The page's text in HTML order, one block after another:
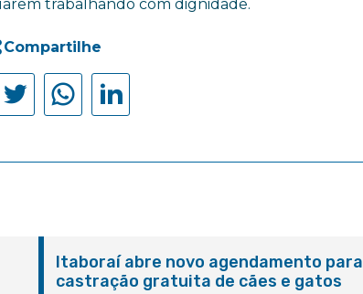
trabalhando com dignidade.
Compartilhe
Itaboraí abre novo agendamento para
castração gratuita de cães e gatos